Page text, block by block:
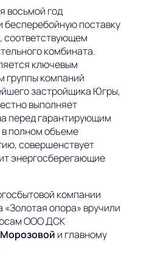
восьмой год
поставку
соответствующем
комбината.
ключевым
группы компаний
застройщика Югры,
выполняет
перед гарантирующим
полном объеме
совершенствует
энергосберегающие
компании
«Золотая опора» вручили
ООО ДСК
и главному